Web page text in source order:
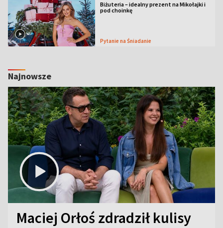
Biżuteria – idealny prezent na Mikołajki i
pod choinkę
Pytanie na Śniadanie
Najnowsze
Maciej Orłoś zdradził kulisy